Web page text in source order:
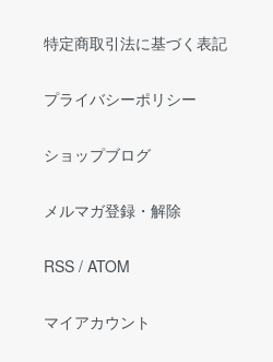
特定商取引法に基づく表記
プライバシーポリシー
ショップブログ
メルマガ登録・解除
RSS / ATOM
マイアカウント